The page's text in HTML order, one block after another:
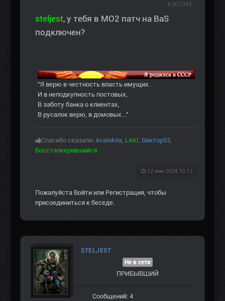
steljest, у тебя в МО2 патч на BaS
подключен?
"Я верю в честность власть имущих.
И в неподкупность постовых,
В заботу банка о клиентах,
В русалок верю, в домовых..."
Спасибо сказали: Avalokita, LAKI, Виктор53,
Воссталкерившийся
12 янв 2024 10:13
#301041
Пожалуйста Войти или Регистрация, чтобы
присоединиться к беседе.
STELJEST
Не в сети
ПРИБЫВШИЙ
Сообщений: 4